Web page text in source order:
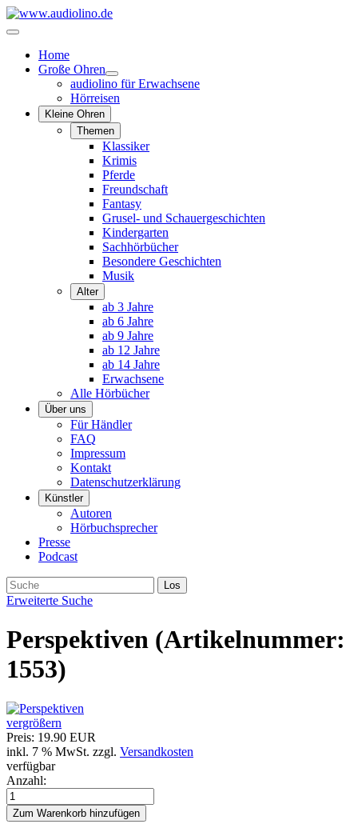
Home
Große Ohren
audiolino für Erwachsene
Hörreisen
Kleine Ohren
Themen
Klassiker
Krimis
Pferde
Freundschaft
Fantasy
Grusel- und Schauergeschichten
Kindergarten
Sachhörbücher
Besondere Geschichten
Musik
Alter
ab 3 Jahre
ab 6 Jahre
ab 9 Jahre
ab 12 Jahre
ab 14 Jahre
Erwachsene
Alle Hörbücher
Über uns
Für Händler
FAQ
Impressum
Kontakt
Datenschutzerklärung
Künstler
Autoren
Hörbuchsprecher
Presse
Podcast
Erweiterte Suche
Perspektiven (Artikelnummer:
1553)
vergrößern
Preis: 19.90 EUR
inkl. 7 % MwSt. zzgl. Versandkosten
verfügbar
Anzahl: